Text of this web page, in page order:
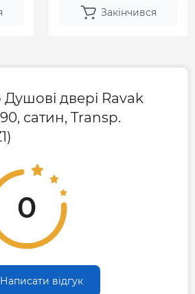
Закінчився
Душові двері Ravak
сатин, Transp.
0
Написати відгук